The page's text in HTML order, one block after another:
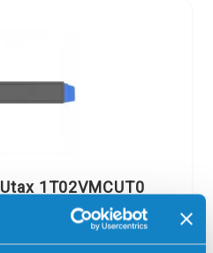
1T02VMCUT0